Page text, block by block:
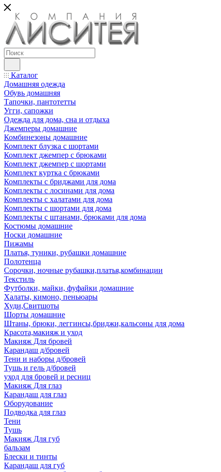
Каталог
Домашняя одежда
Обувь домашняя
Тапочки, пантотетты
Угги, сапожки
Одежда для дома, сна и отдыха
Джемперы домашние
Комбинезоны домашние
Комплект блузка с шортами
Комплект джемпер с брюками
Комплект джемпер с шортами
Комплект куртка с брюками
Комплекты с бриджами для дома
Комплекты с лосинами для дома
Комплекты с халатами для дома
Комплекты с шортами для дома
Комплекты с штанами, брюками для дома
Костюмы домашние
Носки домашние
Пижамы
Платья, туники, рубашки домашние
Полотенца
Сорочки, ночные рубашки,платья,комбинации
Текстиль
Футболки, майки, фуфайки домашние
Халаты, кимоно, пеньюары
Худи,Свитшоты
Шорты домашние
Штаны, брюки, леггинсы,бриджи,кальсоны для дома
Красота,макияж и уход
Макияж Для бровей
Карандаш д/бровей
Тени и наборы д/бровей
Тушь и гель д/бровей
уход для бровей и ресниц
Макияж Для глаз
Карандаш для глаз
Оборудование
Подводка для глаз
Тени
Тушь
Макияж Для губ
бальзам
Блески и тинты
Карандаш для губ